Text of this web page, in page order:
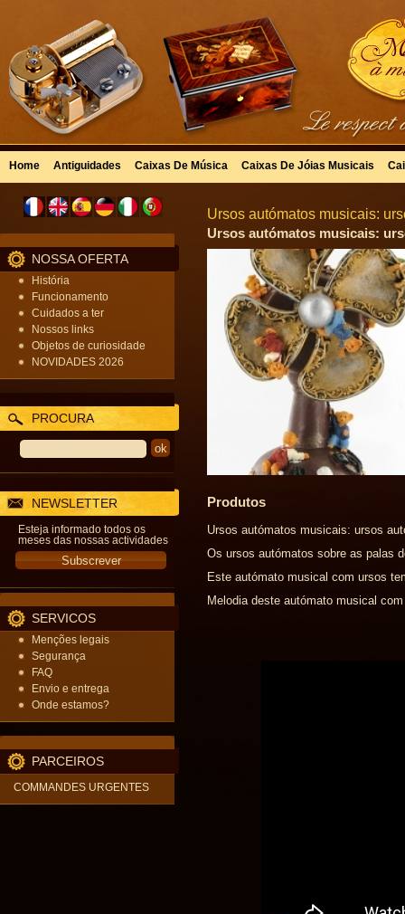
Home Antiguidades Caixas De Música Caixas De Jóias Musicais
NOSSA OFERTA
História
Funcionamento
Cuidados a ter
Nossos links
Objetos de curiosidade
NOVIDADES 2026
PROCURA
NEWSLETTER
Esteja informado todos os
meses das nossas actividades
SERVICOS
Menções legais
Segurança
FAQ
Envio e entrega
Onde estamos?
PARCEIROS
COMMANDES URGENTES
Ursos autómatos musicais:
Ursos autómatos musicais:
Produtos
Ursos autómatos musicais: ursos
Os ursos autómatos sobre as palas
Este autómato musical com ursos
Melodia deste autómato musical